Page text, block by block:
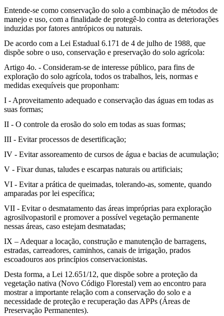
Entende-se como conservação do solo a combinação de métodos de
manejo e uso, com a finalidade de protegê-lo contra as deteriorações
induzidas por fatores antrópicos ou naturais.
De acordo com a Lei Estadual 6.171 de 4 de julho de 1988, que
dispõe sobre o uso, conservação e preservação do solo agrícola:
Artigo 4o. - Consideram-se de interesse público, para fins de
exploração do solo agrícola, todos os trabalhos, leis, normas e
medidas exequíveis que proponham:
I - Aproveitamento adequado e conservação das águas em todas as
suas formas;
II - O controle da erosão do solo em todas as suas formas;
III - Evitar processos de desertificação;
IV - Evitar assoreamento de cursos de água e bacias de acumulação;
V - Fixar dunas, taludes e escarpas naturais ou artificiais;
VI - Evitar a prática de queimadas, tolerando-as, somente, quando
amparadas por lei específica;
VII - Evitar o desmatamento das áreas impróprias para exploração
agrosilvopastoril e promover a possível vegetação permanente
nessas áreas, caso estejam desmatadas;
IX – Adequar a locação, construção e manutenção de barragens,
estradas, carreadores, caminhos, canais de irrigação, prados
escoadouros aos princípios conservacionistas.
Desta forma, a Lei 12.651/12, que dispõe sobre a proteção da
vegetação nativa (Novo Código Florestal) vem ao encontro para
mostrar a importante relação com a conservação do solo e a
necessidade de proteção e recuperação das APPs (Áreas de
Preservação Permanentes).